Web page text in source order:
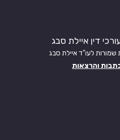
שמורות לעו"ד איילת סבג
והרצאות